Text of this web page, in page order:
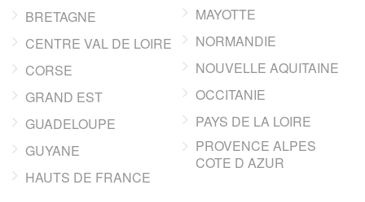
BRETAGNE
CENTRE VAL DE LOIRE
CORSE
GRAND EST
GUADELOUPE
GUYANE
HAUTS DE FRANCE
MAYOTTE
NORMANDIE
NOUVELLE AQUITAINE
OCCITANIE
PAYS DE LA LOIRE
PROVENCE ALPES
COTE D AZUR